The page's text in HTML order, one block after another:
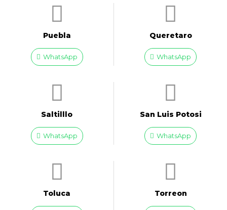
Puebla
WhatsApp
Queretaro
WhatsApp
Saltilllo
WhatsApp
San Luis Potosi
WhatsApp
Toluca Torreon